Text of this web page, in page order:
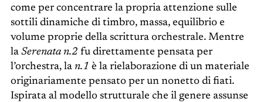
come per concentrare la propria attenzione sulle
sottili dinamiche di timbro, massa, equilibrio e
volume proprie della scrittura orchestrale. Mentre
la Serenata n.2 fu direttamente pensata per
l’orchestra, la n.1 è la rielaborazione di un materiale
originariamente pensato per un nonetto di fiati.
Ispirata al modello strutturale che il genere assunse